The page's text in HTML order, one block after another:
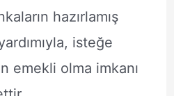
hazırlamış
isteğe
emekli olma imkanı